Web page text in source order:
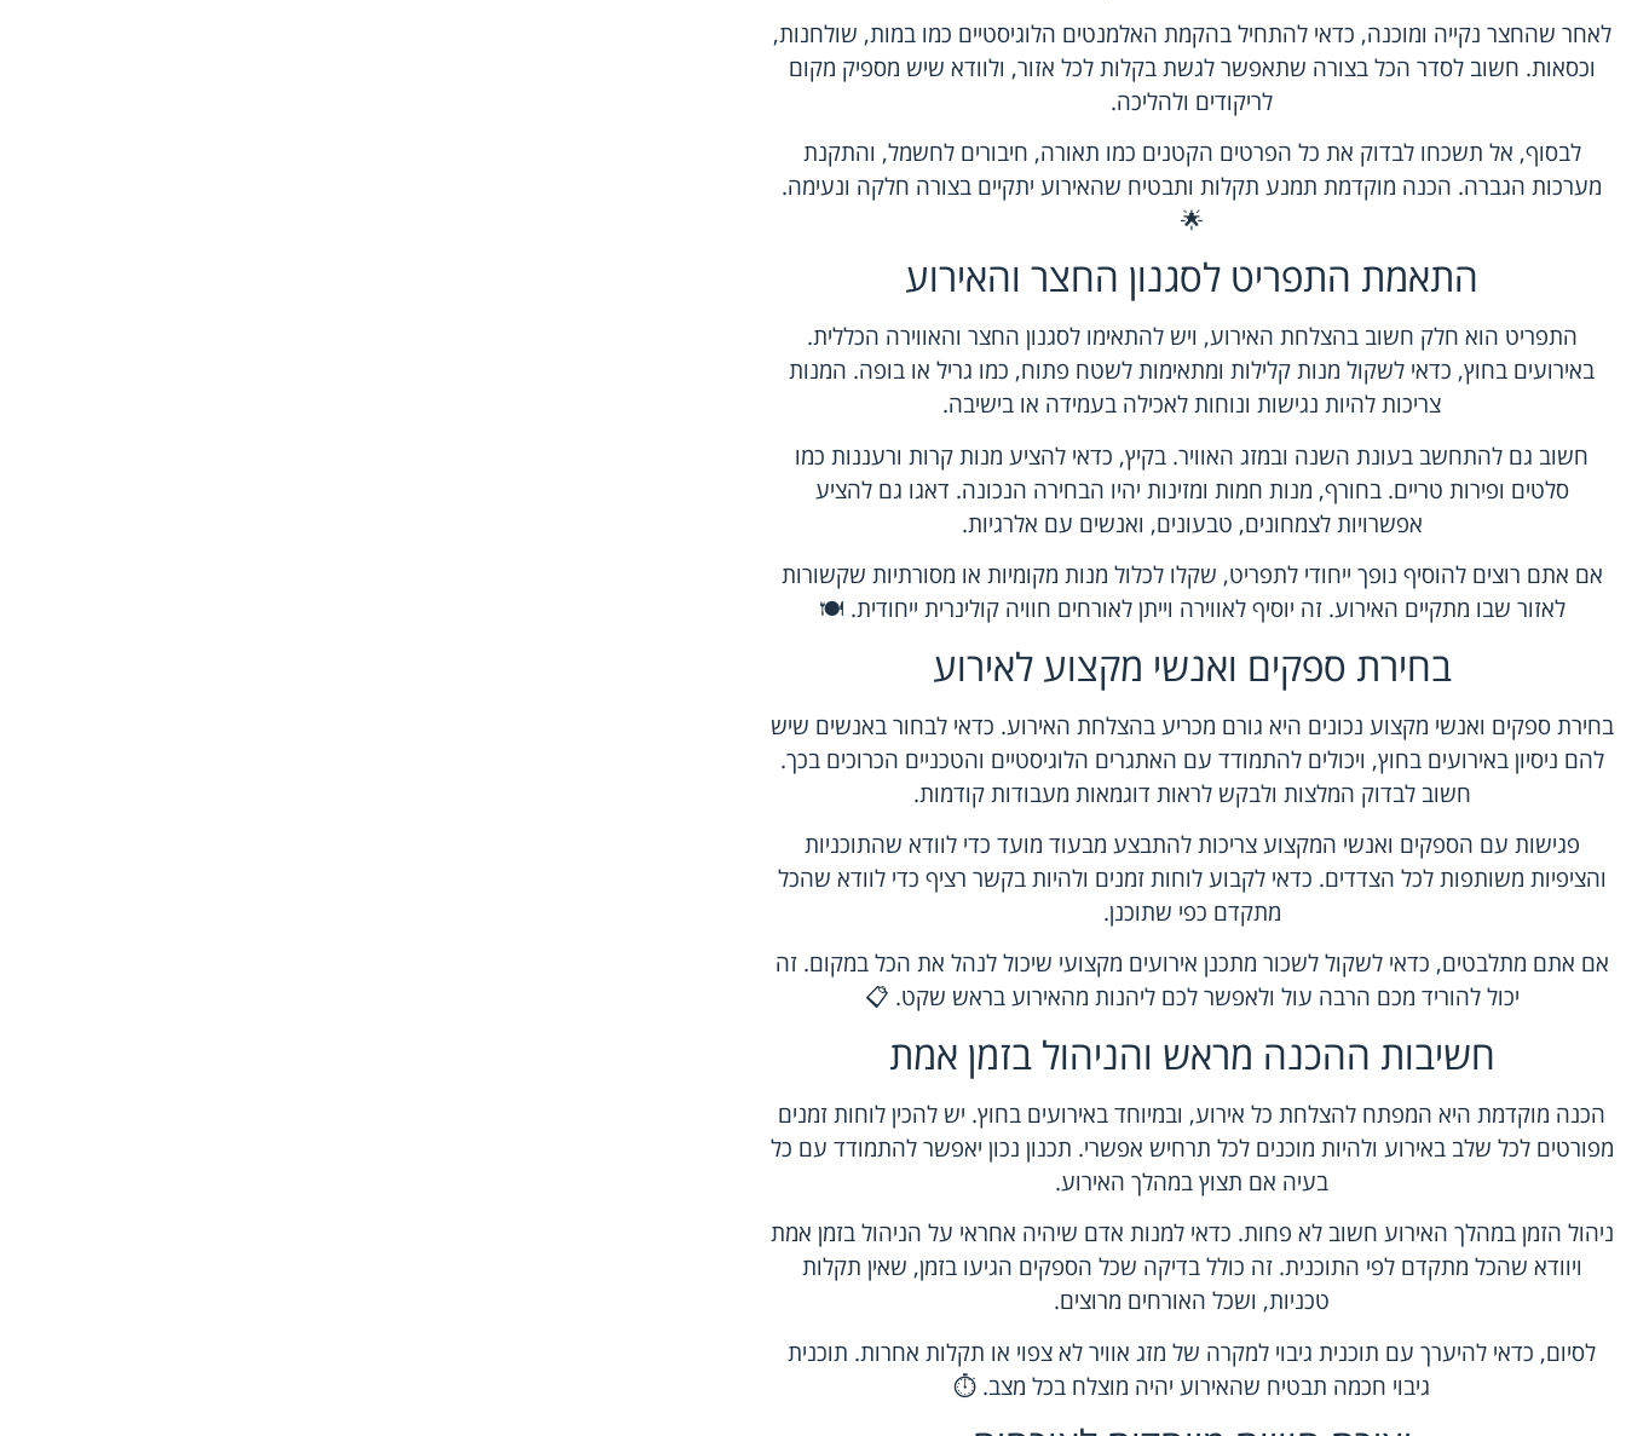
לאחר שהחצר נקייה ומוכנה, כדאי להתחיל בהקמת האלמנטים הלוגיסטיים כמו במות, שולחנות,
וכסאות. חשוב לסדר הכל בצורה שתאפשר לגשת בקלות לכל אזור, ולוודא שיש מספיק מקום
לריקודים ולהליכה.
לבסוף, אל תשכחו לבדוק את כל הפרטים הקטנים כמו תאורה, חיבורים לחשמל, והתקנת
מערכות הגברה. הכנה מוקדמת תמנע תקלות ותבטיח שהאירוע יתקיים בצורה חלקה ונעימה.
🌟
התאמת התפריט לסגנון החצר והאירוע
התפריט הוא חלק חשוב בהצלחת האירוע, ויש להתאימו לסגנון החצר והאווירה הכללית.
באירועים בחוץ, כדאי לשקול מנות קלילות ומתאימות לשטח פתוח, כמו גריל או בופה. המנות
צריכות להיות נגישות ונוחות לאכילה בעמידה או בישיבה.
חשוב גם להתחשב בעונת השנה ובמזג האוויר. בקיץ, כדאי להציע מנות קרות ורעננות כמו
סלטים ופירות טריים. בחורף, מנות חמות ומזינות יהיו הבחירה הנכונה. דאגו גם להציע
אפשרויות לצמחונים, טבעונים, ואנשים עם אלרגיות.
אם אתם רוצים להוסיף נופך ייחודי לתפריט, שקלו לכלול מנות מקומיות או מסורתיות שקשורות
לאזור שבו מתקיים האירוע. זה יוסיף לאווירה וייתן לאורחים חוויה קולינרית ייחודית. 🍽️
בחירת ספקים ואנשי מקצוע לאירוע
בחירת ספקים ואנשי מקצוע נכונים היא גורם מכריע בהצלחת האירוע. כדאי לבחור באנשים שיש
להם ניסיון באירועים בחוץ, ויכולים להתמודד עם האתגרים הלוגיסטיים והטכניים הכרוכים בכך.
חשוב לבדוק המלצות ולבקש לראות דוגמאות מעבודות קודמות.
פגישות עם הספקים ואנשי המקצוע צריכות להתבצע מבעוד מועד כדי לוודא שהתוכניות
והציפיות משותפות לכל הצדדים. כדאי לקבוע לוחות זמנים ולהיות בקשר רציף כדי לוודא שהכל
מתקדם כפי שתוכנן.
אם אתם מתלבטים, כדאי לשקול לשכור מתכנן אירועים מקצועי שיכול לנהל את הכל במקום. זה
יכול להוריד מכם הרבה עול ולאפשר לכם ליהנות מהאירוע בראש שקט. 📋
חשיבות ההכנה מראש והניהול בזמן אמת
הכנה מוקדמת היא המפתח להצלחת כל אירוע, ובמיוחד באירועים בחוץ. יש להכין לוחות זמנים
מפורטים לכל שלב באירוע ולהיות מוכנים לכל תרחיש אפשרי. תכנון נכון יאפשר להתמודד עם כל
בעיה אם תצוץ במהלך האירוע.
ניהול הזמן במהלך האירוע חשוב לא פחות. כדאי למנות אדם שיהיה אחראי על הניהול בזמן אמת
ויוודא שהכל מתקדם לפי התוכנית. זה כולל בדיקה שכל הספקים הגיעו בזמן, שאין תקלות
טכניות, ושכל האורחים מרוצים.
לסיום, כדאי להיערך עם תוכנית גיבוי למקרה של מזג אוויר לא צפוי או תקלות אחרות. תוכנית
גיבוי חכמה תבטיח שהאירוע יהיה מוצלח בכל מצב. ⏱️